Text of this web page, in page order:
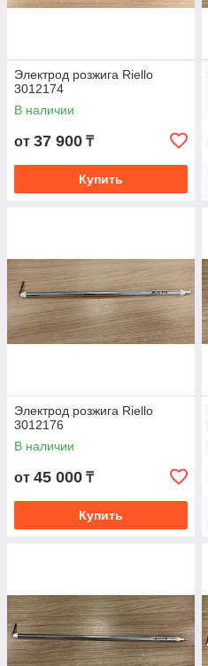
Электрод розжига Riello
3012174
В наличии
от 37 900 ₸
Купить
Электрод розжига Riello
3012176
В наличии
от 45 000 ₸
Купить